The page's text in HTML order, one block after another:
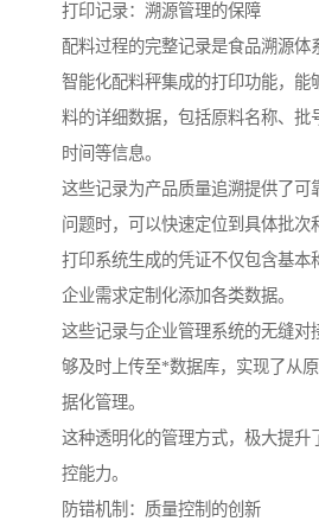
打印记录：溯源管理的保障
配料过程的完整记录是食品溯源体
智能化配料秤集成的打印功能，能
料的详细数据，包括原料名称、批
时间等信息。
这些记录为产品质量追溯提供了可
问题时，可以快速定位到具体批次
打印系统生成的凭证不仅包含基本
企业需求定制化添加各类数据。
这些记录与企业管理系统的无缝对
够及时上传至*数据库，实现了从
据化管理。
这种透明化的管理方式，极大提升
控能力。
防错机制：质量控制的创新